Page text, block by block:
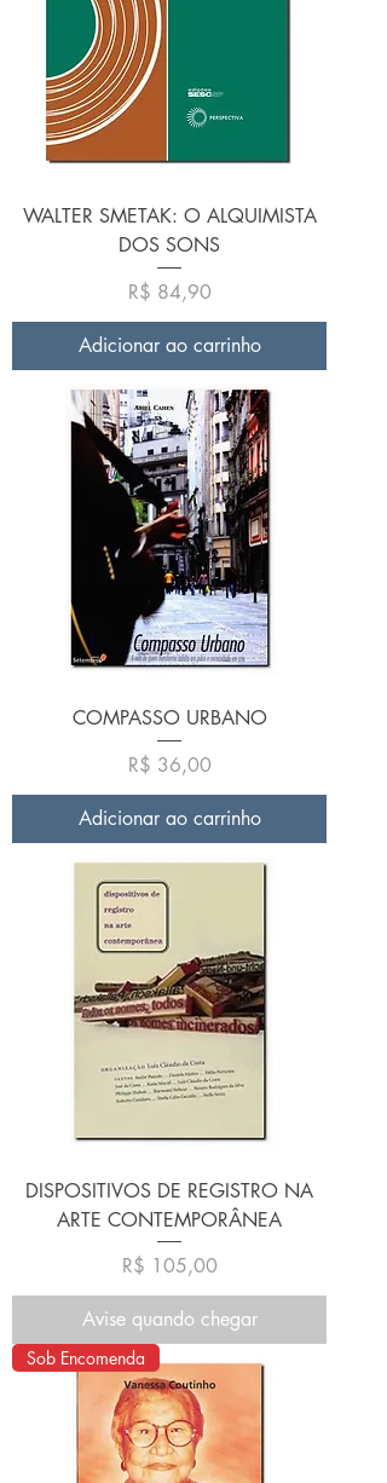
WALTER SMETAK: O ALQUIMISTA
DOS SONS
Preço
R$ 84,90
Adicionar ao carrinho
COMPASSO URBANO
Preço
R$ 36,00
Adicionar ao carrinho
DISPOSITIVOS DE REGISTRO NA
ARTE CONTEMPORÂNEA
Preço
R$ 105,00
Avise quando chegar
Sob Encomenda